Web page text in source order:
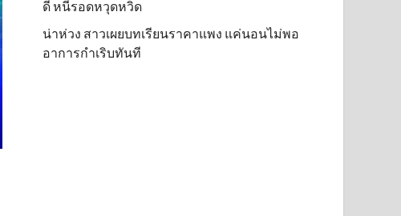
ดี หนีรอดหวุดหวิด
น่าห่วง สาวเผยบทเรียนราคาแพง แค่นอนไม่พอ
อาการกำเริบทันที